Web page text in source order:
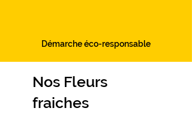
Démarche éco-responsable
Nos Fleurs
fraiches